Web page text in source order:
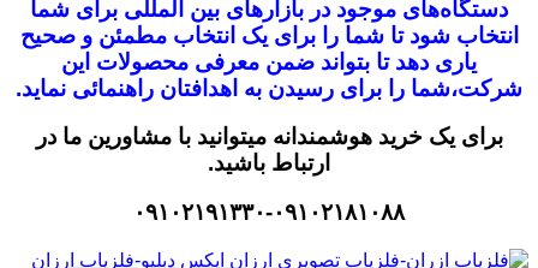
دستگاه‌های موجود در بازار‌های بین المللی برای شما
انتخاب شودتا شما را برای یک انتخاب مطمئن و صحیح
یاری دهد تا بتواند ضمن معرفی محصولات این
شرکت،شما را برای رسیدن به اهدافتان راهنمائی نماید.
برای یک خرید هوشمندانه میتوانید با مشاورین ما در
ارتباط باشید.
۰۹۱۰۲۱۹۱۳۳۰-۰۹۱۰۲۱۸۱۰۸۸